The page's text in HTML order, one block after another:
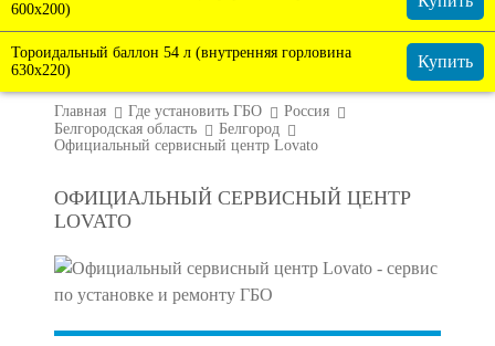
600х200)
Тороидальный баллон 54 л (внутренняя горловина
630х220)
Купить
Главная Где установить ГБО
Россия
Белгородская область
Белгород
Официальный сервисный центр Lovato
ОФИЦИАЛЬНЫЙ СЕРВИСНЫЙ ЦЕНТР
LOVATO